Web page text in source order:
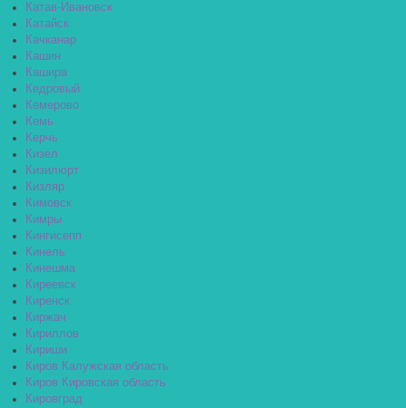
Катав-Ивановск
Катайск
Качканар
Кашин
Кашира
Кедровый
Кемерово
Кемь
Керчь
Кизел
Кизилюрт
Кизляр
Кимовск
Кимры
Кингисепп
Кинель
Кинешма
Киреевск
Киренск
Киржач
Кириллов
Кириши
Киров Калужская область
Киров Кировская область
Кировград